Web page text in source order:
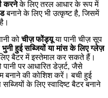
करनेके लिए तरल आधार के रूप में
बनाने के लिए भी उत्कृष्ट है, जिसमें
कोचीज़ फोंड्यूया पानी चीज़ सूप
भुनी हुई सब्जियों या मांस के लिए ग्लेज़
बैटर में इस्तेमाल कर सकते हैं।
पर आधारित डेज़र्ट, जैसे
बनाने की कोशिश करें। बची हुई
सब्जियों के लिए स्वादिष्ट बैटर बनाने